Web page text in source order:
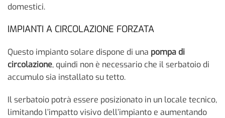
domestici.
IMPIANTI A CIRCOLAZIONE FORZATA
Questo impianto solare dispone di una pompa di
circolazione, quindi non è necessario che il serbatoio di
accumulo sia installato su tetto.
Il serbatoio potrà essere posizionato in un locale tecnico,
limitando l’impatto visivo dell’impianto e aumentando